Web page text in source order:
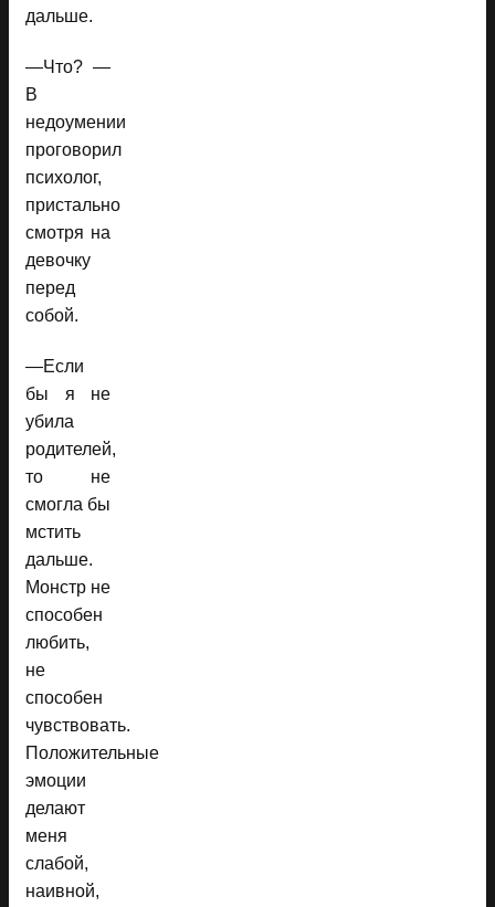
дальше.
—Что? —
В
недоумении
проговорил
психолог,
пристально
смотря на
девочку
перед
собой.
—Если
бы я не
убила
родителей,
то не
смогла бы
мстить
дальше.
Монстр не
способен
любить,
не
способен
чувствовать.
Положительные
эмоции
делают
меня
слабой,
наивной,